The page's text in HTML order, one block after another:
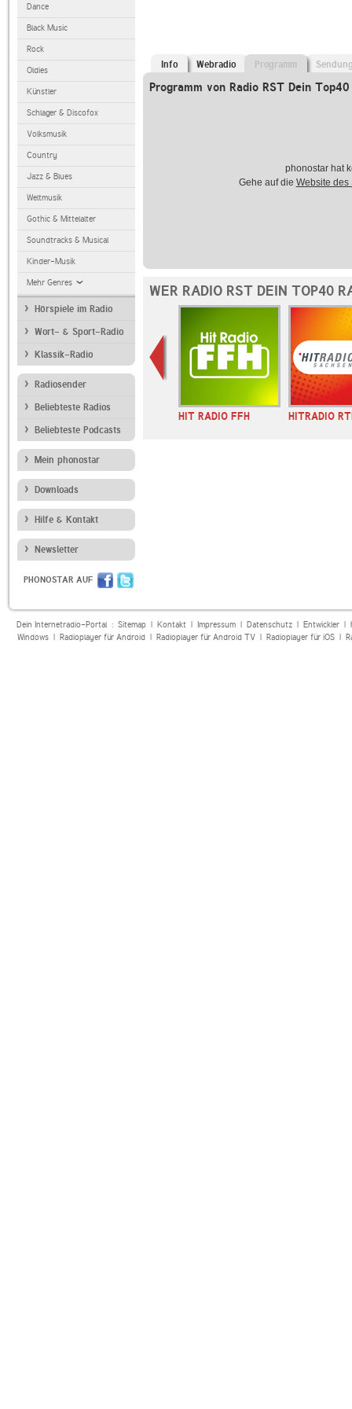
Dance
Black Music
Rock
Oldies
Künstler
Schlager & Discofox
Volksmusik
Country
Jazz & Blues
Weltmusik
Gothic & Mittelalter
Soundtracks & Musical
Kinder-Musik
Mehr Genres
Hörspiele im Radio
Wort- & Sport-Radio
Klassik-Radio
Radiosender
Beliebteste Radios
Beliebteste Podcasts
Mein phonostar
Downloads
Hilfe & Kontakt
Newsletter
PHONOSTAR AUF
Info Webradio Programm
Programm von Radio RST Dein
phonostar hat
Gehe auf die Website des
WER RADIO RST DEIN TOP40
HIT RADIO FFH HITRADIO
Dein Internetradio-Portal : Sitemap| Kontakt| Impressum| Datenschutz| Entwickler|
Windows| Radioplayer für Android| Radioplayer für Android TV| Radioplayer für iOS|